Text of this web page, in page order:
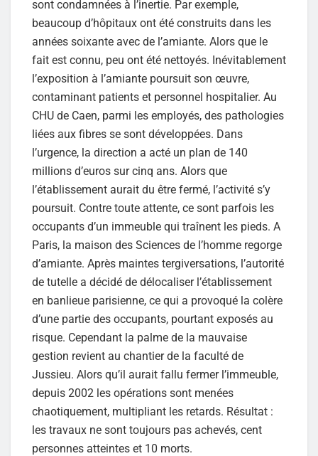
sont condamnées à l’inertie. Par exemple,
beaucoup d’hôpitaux ont été construits dans les
années soixante avec de l’amiante. Alors que le
fait est connu, peu ont été nettoyés. Inévitablement
l’exposition à l’amiante poursuit son œuvre,
contaminant patients et personnel hospitalier. Au
CHU de Caen, parmi les employés, des pathologies
liées aux fibres se sont développées. Dans
l’urgence, la direction a acté un plan de 140
millions d’euros sur cinq ans. Alors que
l’établissement aurait du être fermé, l’activité s’y
poursuit. Contre toute attente, ce sont parfois les
occupants d’un immeuble qui traînent les pieds. A
Paris, la maison des Sciences de l’homme regorge
d’amiante. Après maintes tergiversations, l’autorité
de tutelle a décidé de délocaliser l’établissement
en banlieue parisienne, ce qui a provoqué la colère
d’une partie des occupants, pourtant exposés au
risque. Cependant la palme de la mauvaise
gestion revient au chantier de la faculté de
Jussieu. Alors qu’il aurait fallu fermer l’immeuble,
depuis 2002 les opérations sont menées
chaotiquement, multipliant les retards. Résultat :
les travaux ne sont toujours pas achevés, cent
personnes atteintes et 10 morts.